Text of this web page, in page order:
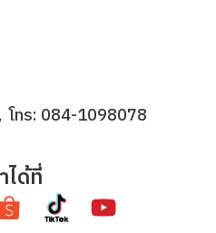
โทร: 084-1098078
ได้ที่